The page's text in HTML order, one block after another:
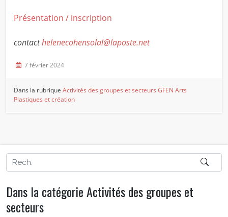
Présentation / inscription
contacthelenecohensolal@laposte.net
7 février 2024
Dans la rubriqueActivités des groupes et secteurs GFEN Arts
Plastiques et création
Dans la catégorie Activités des groupes et
secteurs